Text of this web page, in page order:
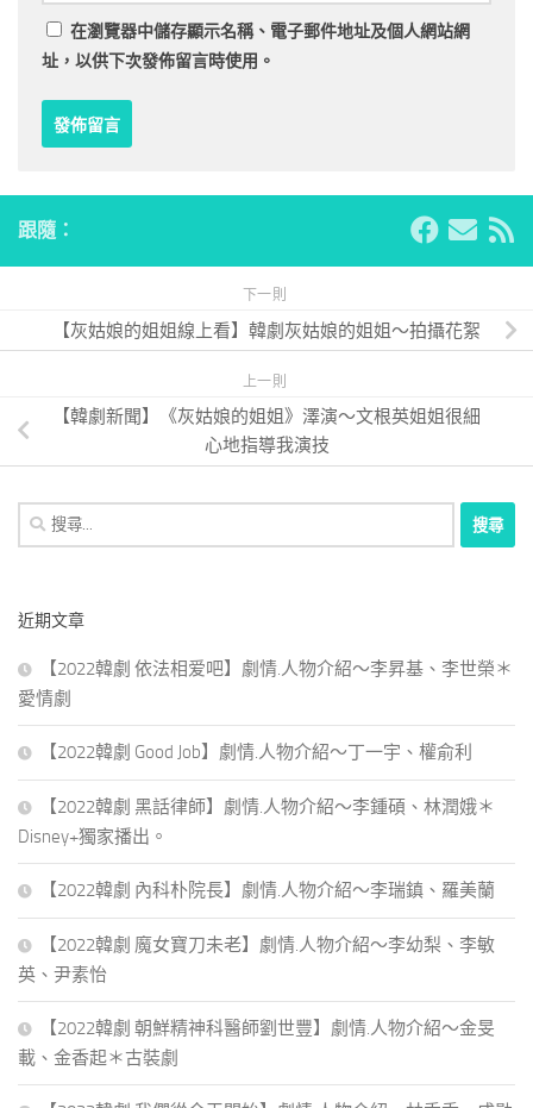
在瀏覽器中儲存顯示名稱、電子郵件地址及個人網站網
址，以供下次發佈留言時使用。
跟隨：
下一則
【灰姑娘的姐姐線上看】韓劇灰姑娘的姐姐～拍攝花絮
上一則
【韓劇新聞】《灰姑娘的姐姐》澤演～文根英姐姐很細
心地指導我演技
搜
尋
字:
近期文章
【2022韓劇 依法相爱吧】劇情.人物介紹～李昇基、李世榮＊
愛情劇
【2022韓劇 Good Job】劇情.人物介紹～丁一宇、權俞利
【2022韓劇 黑話律師】劇情.人物介紹～李鍾碩、林潤娥＊
Disney+獨家播出。
【2022韓劇 內科朴院長】劇情.人物介紹～李瑞鎮、羅美蘭
【2022韓劇 魔女寶刀未老】劇情.人物介紹～李幼梨、李敏
英、尹素怡
【2022韓劇 朝鮮精神科醫師劉世豐】劇情.人物介紹～金旻
載、金香起＊古裝劇